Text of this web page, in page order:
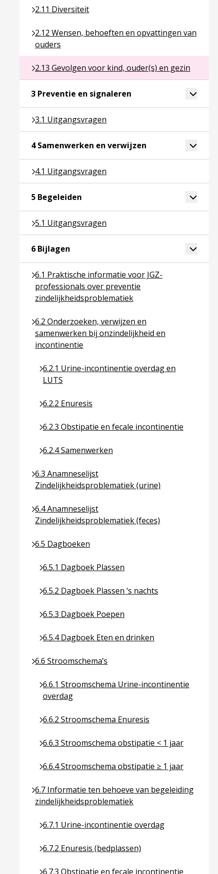
2.11 Diversiteit
Ga naar pagina over 2.11 Diversiteit
2.12 Wensen, behoeften en opvattingen van
ouders
Ga naar pagina over 2.12 Wensen, behoeften en
2.13 Gevolgen voor kind, ouder(s) en gezin
Ga naar pagina over 2.13 Gevolgen voor kind,
3 Preventie en signaleren Ga naar pagina over 3
Toggle
3.1 Uitgangsvragen
Ga naar pagina over 3.1 Uitgangsvragen
4 Samenwerken en verwijzen Ga naar pagina
Toggle
4.1 Uitgangsvragen
Ga naar pagina over 4.1 Uitgangsvragen
5 Begeleiden Ga naar pagina over 5 BegeleidenToggle
5.1 Uitgangsvragen
Ga naar pagina over 5.1 Uitgangsvragen
6 Bijlagen Toggle
6.1 Praktische informatie voor JGZ-
professionals over preventie
zindelijkheidsproblematiek
Ga naar pagina over 6.1 Praktische informatie
6.2 Onderzoeken, verwijzen en
samenwerken bij onzindelijkheid en
incontinentie
Ga naar pagina over 6.2 Onderzoeken, verwijzen
6.2.1 Urine-incontinentie overdag en
LUTS
Ga naar pagina over 6.2.1 Urine-incontinentie
6.2.2 Enuresis
Ga naar pagina over 6.2.2 Enuresis
6.2.3 Obstipatie en fecale incontinentie
Ga naar pagina over 6.2.3 Obstipatie en fecale
6.2.4 Samenwerken
Ga naar pagina over 6.2.4 Samenwerken
6.3 Anamneselijst
Zindelijkheidsproblematiek (urine)
Ga naar pagina over 6.3 Anamneselijst
6.4 Anamneselijst
Zindelijkheidsproblematiek (feces)
Ga naar pagina over 6.4 Anamneselijst
6.5 Dagboeken
Ga naar pagina over 6.5 Dagboeken
6.5.1 Dagboek Plassen
Ga naar pagina over 6.5.1 Dagboek Plassen
6.5.2 Dagboek Plassen ‘s nachts
Ga naar pagina over 6.5.2 Dagboek Plassen ‘s
6.5.3 Dagboek Poepen
Ga naar pagina over 6.5.3 Dagboek Poepen
6.5.4 Dagboek Eten en drinken
Ga naar pagina over 6.5.4 Dagboek Eten en
6.6 Stroomschema’s
Ga naar pagina over 6.6 Stroomschema’s
6.6.1 Stroomschema Urine-incontinentie
overdag
Ga naar pagina over 6.6.1 Stroomschema Urine-
6.6.2 Stroomschema Enuresis
Ga naar pagina over 6.6.2 Stroomschema Enuresis
6.6.3 Stroomschema obstipatie < 1 jaar
Ga naar pagina over 6.6.3 Stroomschema
6.6.4 Stroomschema obstipatie ≥ 1 jaar
Ga naar pagina over 6.6.4 Stroomschema
6.7 Informatie ten behoeve van begeleiding
zindelijkheidsproblematiek
Ga naar pagina over 6.7 Informatie ten behoeve
6.7.1 Urine-incontinentie overdag
Ga naar pagina over 6.7.1 Urine-incontinentie
6.7.2 Enuresis (bedplassen)
Ga naar pagina over 6.7.2 Enuresis (bedplassen)
6.7.3 Obstipatie en fecale incontinentie
Ga naar pagina over 6.7.3 Obstipatie en fecale